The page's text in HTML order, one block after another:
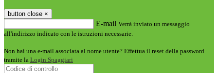
button close ×
E-mail Verrà inviato un messaggio
all'indirizzo indicato con le istruzioni necessarie.
Non hai una e-mail associata al nome utente? Effettua il reset della password
tramite la Login Spaggiari